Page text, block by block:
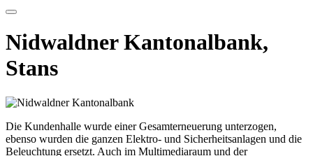
Nidwaldner Kantonalbank,
Stans
Die Kundenhalle wurde einer Gesamterneuerung unterzogen,
ebenso wurden die ganzen Elektro- und Sicherheitsanlagen und die
Beleuchtung ersetzt. Auch im Multimediaraum und der